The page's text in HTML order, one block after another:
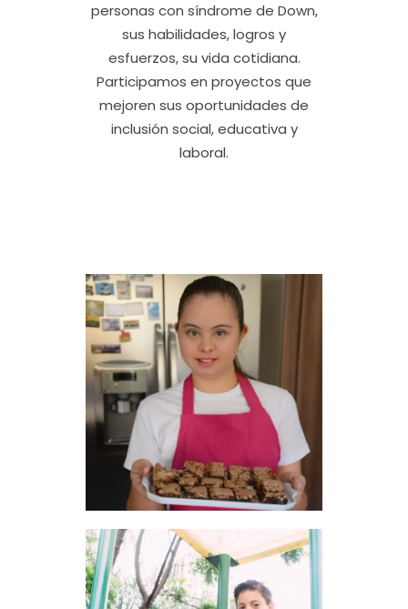
personas con síndrome de Down,
sus habilidades, logros y
esfuerzos, su vida cotidiana.
Participamos en proyectos que
mejoren sus oportunidades de
inclusión social, educativa y
laboral.